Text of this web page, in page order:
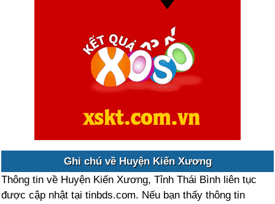
Ghi chú về Huyện Kiến Xương
Thông tin về Huyện Kiến Xương, Tỉnh Thái Bình liên tục
được cập nhật tại tinbds.com. Nếu bạn thấy thông tin